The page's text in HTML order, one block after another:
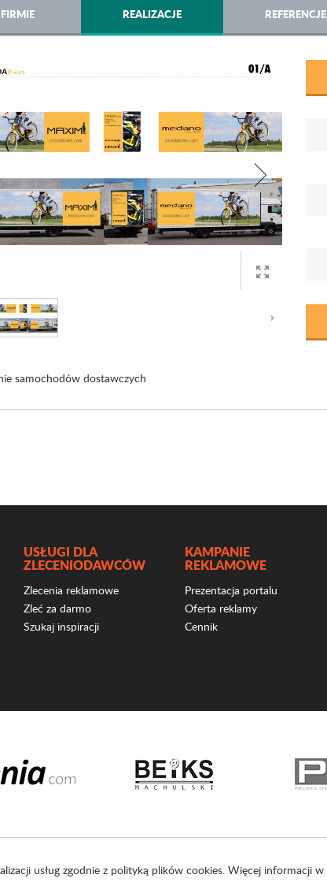
REALIZACJE REFERENCJE
samochodów dostawczych
USŁUGI DLA
ZLECENIODAWCÓW
Zlecenia reklamowe
Zleć za darmo
Szukaj inspiracji
KAMPANIE
REKLAMOWE
Prezentacja portalu
Oferta reklamy
Cennik
usług zgodnie z polityką plików cookies. Więcej informacji w